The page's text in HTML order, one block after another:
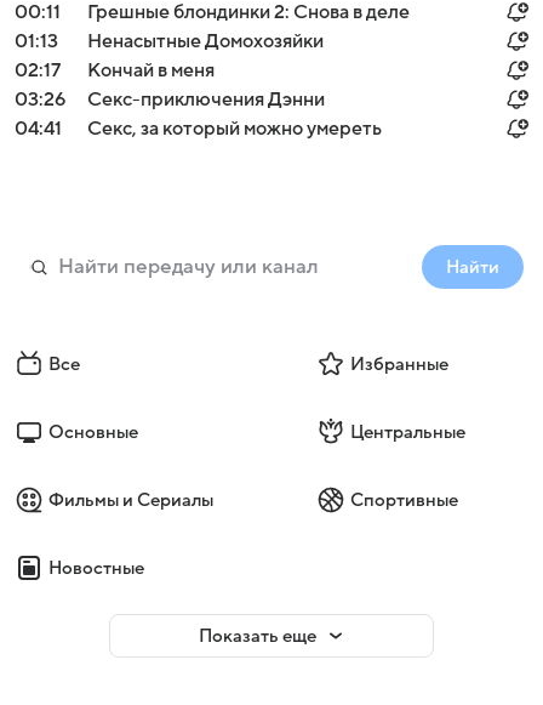
00:11
Грешные блондинки 2: Снова в деле
01:13
Ненасытные Домохозяйки
02:17
Кончай в меня
03:26
Секс-приключения Дэнни
04:41
Секс, за который можно умереть
Найти
Все Избранные
Основные Центральные
Фильмы и Сериалы Спортивные
Новостные
Показать еще